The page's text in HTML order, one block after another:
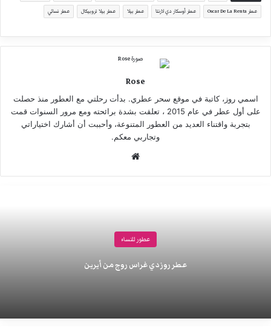
عطر Oscar De La Renta عطر أوسكار دي لارنتا عطر بيلا عطر بيلا تروبيكال عطر نسائي
Rose
اسمي روز، كاتبة في موقع سحر عطري. بدأت رحلتي مع العطور منذ حصلت
على أول عطر في عام 2015 ، تعلقت بشدة برائحته ومع مرور السنوات قمت
بتجربة واقتناء العديد من العطور المتنوعة، وأحببت أن أشارك اختياراتي
وتجاربي معكم.
عطور للنساء
عطر روز دي غراس روج من أيرين